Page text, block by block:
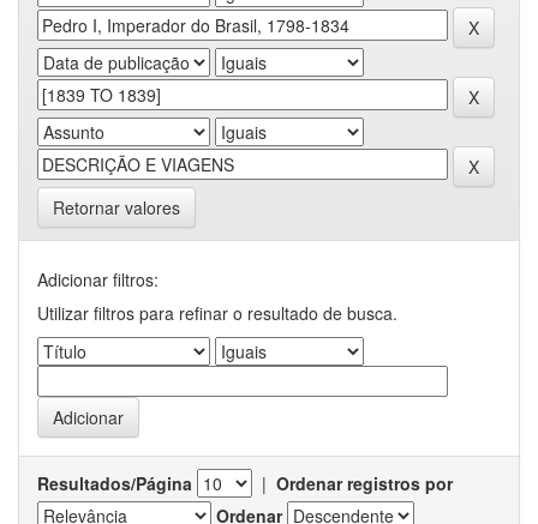
Retornar valores
Adicionar filtros:
Utilizar filtros para refinar o resultado de busca.
Resultados/Página | Ordenar registros por
Ordenar